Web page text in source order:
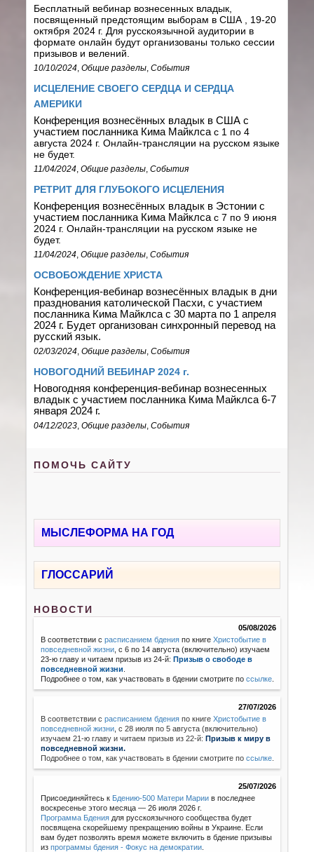
Бесплатный вебинар вознесенных владык,
посвященный предстоящим выборам в США , 19-20
октября 2024 г. Для русскоязычной аудитории в
формате онлайн будут организованы только сессии
призывов и велений.
10/10/2024 ,Общие разделы ,События
ИСЦЕЛЕНИЕ СВОЕГО СЕРДЦА И СЕРДЦА
АМЕРИКИ
Конференция вознесённых владык в США с
участием посланника Кима Майклсас 1 по 4
августа 2024 г. Онлайн-трансляции на русском языке
не будет.
11/04/2024 ,Общие разделы ,События
РЕТРИТ ДЛЯ ГЛУБОКОГО ИСЦЕЛЕНИЯ
Конференция вознесённых владык в Эстонии с
участием посланника Кима Майклсас 7 по 9 июня
2024 г.Онлайн-трансляции на русском языке не
будет.
11/04/2024 ,Общие разделы ,События
ОСВОБОЖДЕНИЕ ХРИСТА
Конференция-вебинар вознесённых владык в дни
празднования католической Пасхи, с участием
посланника Кима Майклса с 30 марта по 1 апреля
2024 г. Будет организован синхронный перевод на
русский язык.
02/03/2024 ,Общие разделы ,События
НОВОГОДНИЙ ВЕБИНАР 2024 г.
Новогодняя конференция-вебинар вознесенных
владык с участием посланника Кима Майклса 6-7
января 2024 г.
04/12/2023 ,Общие разделы ,События
ПОМОЧЬ САЙТУ
МЫСЛЕФОРМА НА ГОД
ГЛОССАРИЙ
НОВОСТИ
05/08/2026
В соответствии срасписанием бдения по книгеХристобытие в
повседневной жизни , с 6 по 14 августа (включительно) изучаем
23-ю главу и читаем призыв из 24-й:Призыв о свободе в
повседневной жизни
Подробнее о том, как участвовать в бдении смотрите поссылке
27/07/2026
В соответствии с расписанием бдения по книгеХристобытие в
повседневной жизни с 28 июля по 5 августа (включительно)
изучаем 21-ю главу и читаем призыв из 22-й:Призыв к миру в
повседневной жизни.
Подробнее о том, как участвовать в бдении смотрите поссылке
25/07/2026
Присоединяйтесь к Бдению-500 Матери Марии в последнее
воскресенье этого месяца — 26 июля 2026 г.
Программа Бдения для русскоязычного сообщества будет
посвящена скорейшему прекращению войны в Украине. Если
вам будет позволять время можете включить в бдение призывы
изпрограммы бдения - Фокус на демократии